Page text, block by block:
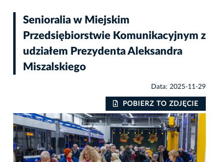
Senioralia w Miejskim
Przedsiębiorstwie Komunikacyjnym z
udziałem Prezydenta Aleksandra
Miszalskiego
Data: 2025-11-29
POBIERZ TO ZDJĘCIE